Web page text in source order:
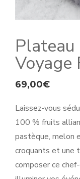
Plateau
Voyage
69,00€
Laissez-vous
100 % fruits
pastèque, melon
croquants et une
composer ce